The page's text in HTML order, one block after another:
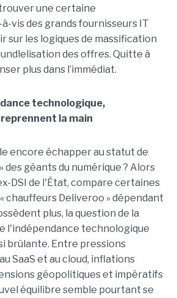
une certaine
vis des grands fournisseurs IT
sur les logiques de massification
des offres. Quitte à
plus dans l’immédiat.
technologique,
la main
encore échapper au statut de
des géants du numérique ? Alors
DSI de l'État, compare certaines
chauffeurs Deliveroo » dépendant
plus, la question de la
l'indépendance technologique
brûlante. Entre pressions
SaaS et au cloud, inflations
géopolitiques et impératifs
équilibre semble pourtant se